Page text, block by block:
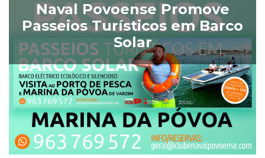
Naval Povoense Promove
Passeios Turísticos em Barco
Solar